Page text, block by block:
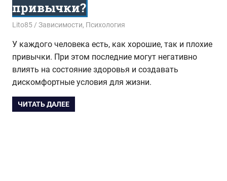
привычки?
26.10.2017
Lito85 Зависимости, Психология
У каждого человека есть, как хорошие, так и плохие
привычки. При этом последние могут негативно
влиять на состояние здоровья и создавать
дискомфортные условия для жизни.
ЧИТАТЬ ДАЛЕЕ